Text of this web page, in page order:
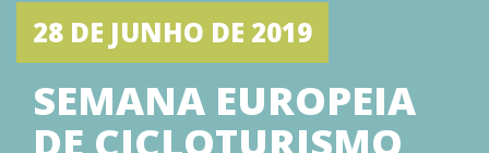
28 DE JUNHO DE 2019
SEMANA EUROPEIA